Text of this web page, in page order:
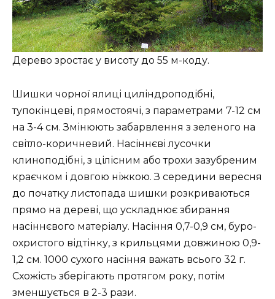
Дерево зростає у висоту до 55 м-коду.
Шишки чорної ялиці циліндроподібні,
тупокінцеві, прямостоячі, з параметрами 7-12 см
на 3-4 см. Змінюють забарвлення з зеленого на
світло-коричневий. Насіннєві лусочки
клиноподібні, з цілісним або трохи зазубреним
краєчком і довгою ніжкою. З середини вересня
до початку листопада шишки розкриваються
прямо на дереві, що ускладнює збирання
насіннєвого матеріалу. Насіння 0,7-0,9 см, буро-
охристого відтінку, з крильцями довжиною 0,9-
1,2 см. 1000 сухого насіння важать всього 32 г.
Схожість зберігають протягом року, потім
зменшується в 2-3 рази.